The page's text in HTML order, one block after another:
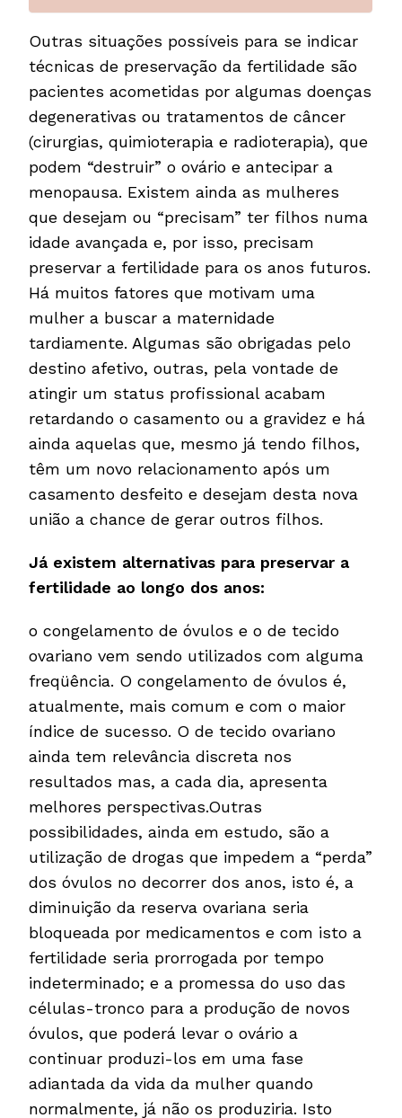
Outras situações possíveis para se indicar
técnicas de preservação da fertilidade são
pacientes acometidas por algumas doenças
degenerativas ou tratamentos de câncer
(cirurgias, quimioterapia e radioterapia), que
podem “destruir” o ovário e antecipar a
menopausa. Existem ainda as mulheres
que desejam ou “precisam” ter filhos numa
idade avançada e, por isso, precisam
preservar a fertilidade para os anos futuros.
Há muitos fatores que motivam uma
mulher a buscar a maternidade
tardiamente. Algumas são obrigadas pelo
destino afetivo, outras, pela vontade de
atingir um status profissional acabam
retardando o casamento ou a gravidez e há
ainda aquelas que, mesmo já tendo filhos,
têm um novo relacionamento após um
casamento desfeito e desejam desta nova
união a chance de gerar outros filhos.
Já existem alternativas para preservar a
fertilidade ao longo dos anos:
o congelamento de óvulos e o de tecido
ovariano vem sendo utilizados com alguma
freqüência. O congelamento de óvulos é,
atualmente, mais comum e com o maior
índice de sucesso. O de tecido ovariano
ainda tem relevância discreta nos
resultados mas, a cada dia, apresenta
melhores perspectivas.Outras
possibilidades, ainda em estudo, são a
utilização de drogas que impedem a “perda”
dos óvulos no decorrer dos anos, isto é, a
diminuição da reserva ovariana seria
bloqueada por medicamentos e com isto a
fertilidade seria prorrogada por tempo
indeterminado; e a promessa do uso das
células-tronco para a produção de novos
óvulos, que poderá levar o ovário a
continuar produzi-los em uma fase
adiantada da vida da mulher quando
normalmente, já não os produziria. Isto